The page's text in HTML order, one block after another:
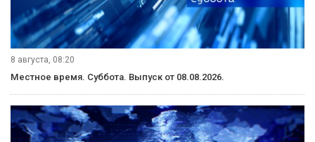
8 августа, 08:20
Местное время. Суббота. Выпуск от 08.08.2026.